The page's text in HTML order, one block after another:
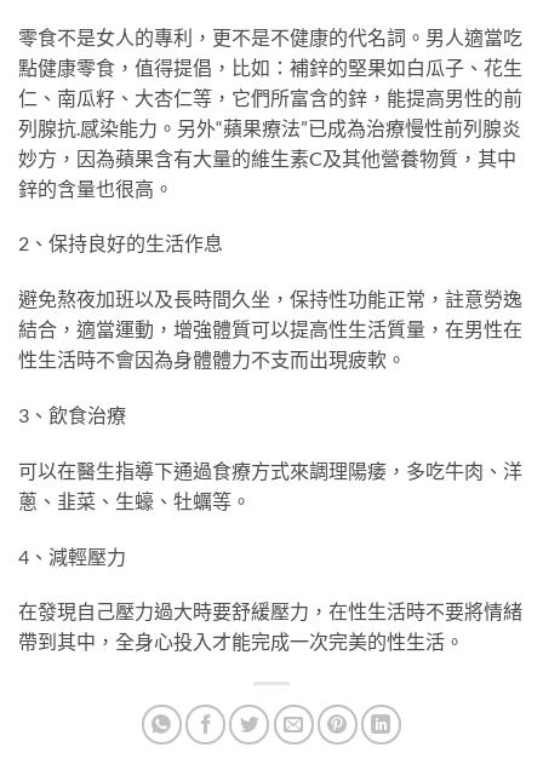
零食不是女人的專利，更不是不健康的代名詞。男人適當吃
點健康零食，值得提倡，比如：補鋅的堅果如白瓜子、花生
仁、南瓜籽、大杏仁等，它們所富含的鋅，能提高男性的前
列腺抗 感染能力。另外“蘋果療法”已成為治療慢性前列腺炎
妙方，因為蘋果含有大量的維生素C及其他營養物質，其中
鋅的含量也很高。
2、保持良好的生活作息
避免熬夜加班以及長時間久坐，保持性功能正常，註意勞逸
結合，適當運動，增強體質可以提高性生活質量，在男性在
性生活時不會因為身體體力不支而出現疲軟。
3、飲食治療
可以在醫生指導下通過食療方式來調理陽痿，多吃牛肉、洋
蔥、韭菜、生蠔、牡蠣等。
4、減輕壓力
在發現自己壓力過大時要舒緩壓力，在性生活時不要將情緒
帶到其中，全身心投入才能完成一次完美的性生活。